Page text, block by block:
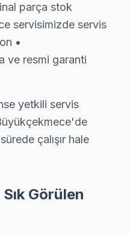
Müşteri Memnuniyeti
kadar şeffaf fiyat
arıza
değişeceğini,
2 yıl garanti ile aynı
servis tamamlanır.
Sonrası Destek
panel tamirinde garanti
garantisi: Hisense
parça stok
servisimizde servis
•
ve resmi garanti
yetkili servis
çalışır hale
Görülen